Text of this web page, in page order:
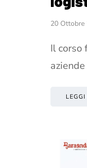
20 Ottobre
Il corso